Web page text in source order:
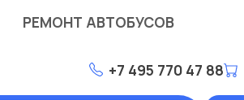
РЕМОНТ АВТОБУСОВ
+7 495 770 47 88